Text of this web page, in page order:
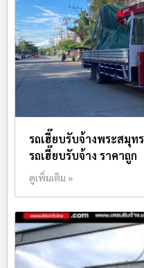
รถเฮี๊ยบรับจ้างพระสมุท
รถเฮี๊ยบรับจ้าง ราคาถูก
ดูเพิ่มเติม »